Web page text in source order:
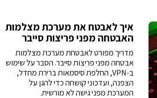
איך לאבטח את מערכת מצלמות
האבטחה מפני פריצות סייבר
מדריך מפורט לאבטחת מערכת מצלמות
אבטחה מפני פריצות סייבר. הסבר על שימוש
ב-VPN, החלפת סיסמאות ברירת מחדל,
הצפנה, ועדכוני קושחה כדי להגן על
המערכת מפני גישה לא מורשית.